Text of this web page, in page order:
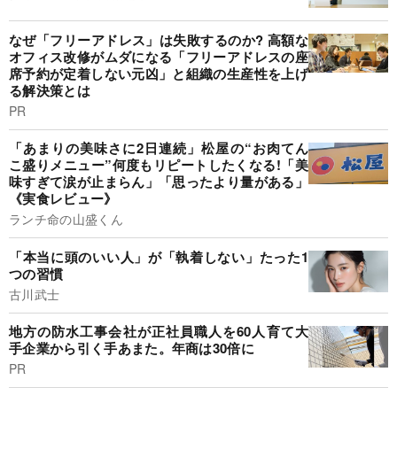
なぜ「フリーアドレス」は失敗するのか? 高額な
オフィス改修がムダになる「フリーアドレスの座
席予約が定着しない元凶」と組織の生産性を上げ
る解決策とは
PR
「あまりの美味さに2日連続」松屋の“お肉てん
こ盛りメニュー”何度もリピートしたくなる!「美
味すぎて涙が止まらん」「思ったより量がある」
《実食レビュー》
ランチ命の山盛くん
「本当に頭のいい人」が「執着しない」たった1
つの習慣
古川武士
地方の防水工事会社が正社員職人を60人育て大
手企業から引く手あまた。年商は30倍に
PR